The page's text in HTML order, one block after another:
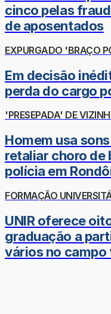
cinco pelas
de aposentados
EXPURGADO 'BRAÇO
Em decisão
perda do cargo
'PRESEPADA' DE
Homem usa
retaliar choro de
polícia em
FORMAÇÃO
UNIR oferece
graduação a
vários no